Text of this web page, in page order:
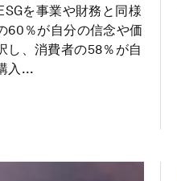
を事業や財務と同様
60％が自分の信念や価
し、消費者の58％が自
入...